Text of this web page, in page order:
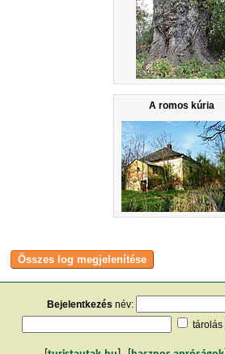
A romos kúria
Bejelentkezés név:
tárolás